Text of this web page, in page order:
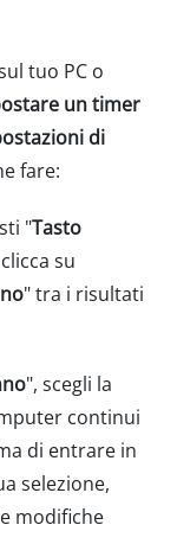
tuo PC o
un timer
di
fare:
"Tasto
su
" tra i risultati
", scegli la
continui
di entrare in
selezione,
modifiche